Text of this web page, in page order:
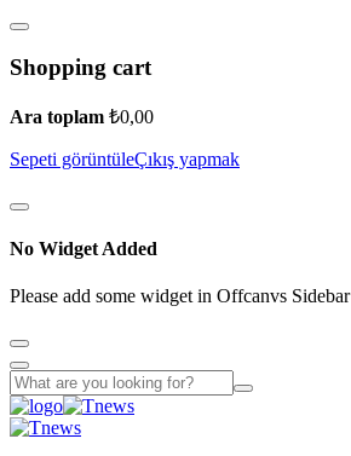
Shopping cart
Ara toplam ₺0,00
Sepeti görüntüleÇıkış yapmak
No Widget Added
Please add some widget in Offcanvs Sidebar